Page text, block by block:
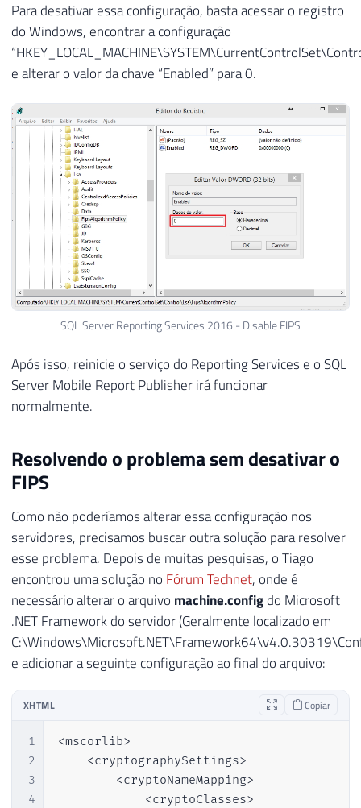
Para desativar essa configuração, basta acessar o registro
do Windows, encontrar a configuração
e alterar o valor da chave “Enabled” para 0.
SQL Server Reporting Services 2016 - Disable FIPS
Após isso, reinicie o serviço do Reporting Services e o SQL
Server Mobile Report Publisher irá funcionar
normalmente.
Resolvendo o problema sem desativar o
FIPS
Como não poderíamos alterar essa configuração nos
servidores, precisamos buscar outra solução para resolver
esse problema. Depois de muitas pesquisas, o Tiago
encontrou uma solução no Fórum Technet, onde é
necessário alterar o arquivo machine.configdo Microsoft
.NET Framework do servidor (Geralmente localizado em
e adicionar a seguinte configuração ao final do arquivo:
XHTML Copiar
1
2
3
4
<mscorlib>
    <cryptographySettings>
        <cryptoNameMapping>
            <cryptoClasses>